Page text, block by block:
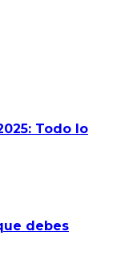
Todo lo
debes